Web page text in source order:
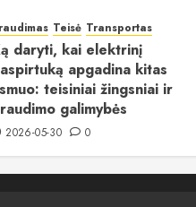
Teisė Transportas
daryti, kai elektrinį
apgadina kitas
teisiniai žingsniai ir
galimybės
2026-05-30 0